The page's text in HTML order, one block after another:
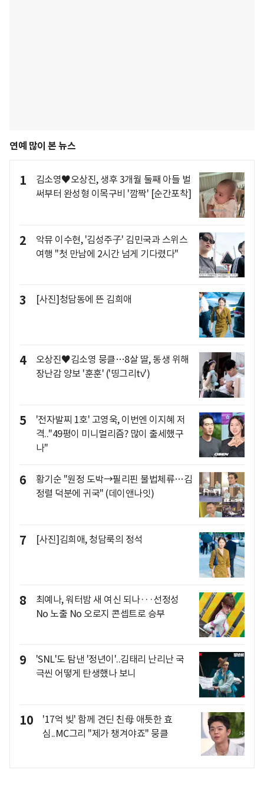
연예 많이 본 뉴스
1
김소영♥오상진, 생후 3개월 둘째 아들 벌
써부터 완성형 이목구비 '깜짝' [순간포착]
2
악뮤 이수현, '김성주子' 김민국과 스위스
여행 "첫 만남에 2시간 넘게 기다렸다"
3 [사진]청담동에 뜬 김희애
4
오상진♥김소영 뭉클…8살 딸, 동생 위해
장난감 양보 '훈훈' ('띵그리tv')
5
'전자발찌 1호' 고영욱, 이번엔 이지혜 저
격.."49평이 미니멀리즘? 많이 출세했구
나"
6
황기순 "원정 도박→필리핀 불법체류…김
정렬 덕분에 귀국" (데이앤나잇)
7 [사진]김희애, 청담룩의 정석
8
최예나, 워터밤 새 여신 되나···선정성
No 노출 No 오로지 콘셉트로 승부
9
'SNL'도 탐낸 '정년이'..김태리 난리난 국
극씬 어떻게 탄생했나 보니
10
'17억 빚' 함께 견딘 친母 애틋한 효
심..MC그리 "제가 챙겨야죠" 뭉클